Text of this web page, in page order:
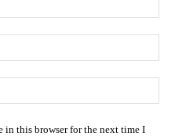
in this browser for the next time I